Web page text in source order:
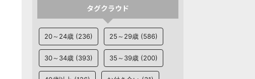
タグクラウド
20～24歳 (236) 25～29歳 (586)
30～34歳 (393) 35～39歳 (200)